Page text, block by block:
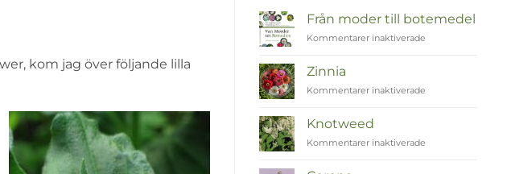
kom jag över följande lilla
Från moder till botemedel
Kommentarer inaktiverade
Zinnia
Kommentarer inaktiverade
Knotweed
Kommentarer inaktiverade